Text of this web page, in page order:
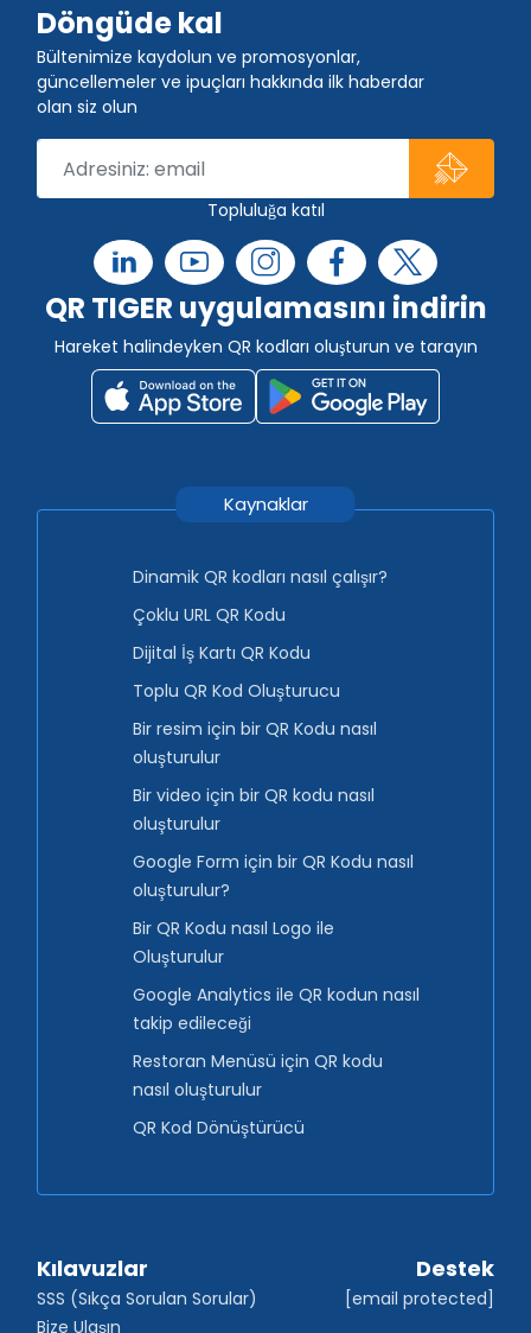
Döngüde kal
Bültenimize kaydolun ve promosyonlar,
güncellemeler ve ipuçları hakkında ilk haberdar
olan siz olun
Topluluğa katıl
QR TIGER uygulamasını indirin
Hareket halindeyken QR kodları oluşturun ve tarayın
Kaynaklar
Dinamik QR kodları nasıl çalışır?
Çoklu URL QR Kodu
Dijital İş Kartı QR Kodu
Toplu QR Kod Oluşturucu
Bir resim için bir QR Kodu nasıl
oluşturulur
Bir video için bir QR kodu nasıl
oluşturulur
Google Form için bir QR Kodu nasıl
oluşturulur?
Bir QR Kodu nasıl Logo ile
Oluşturulur
Google Analytics ile QR kodun nasıl
takip edileceği
Restoran Menüsü için QR kodu
nasıl oluşturulur
QR Kod Dönüştürücü
Kılavuzlar
SSS (Sıkça Sorulan Sorular)
Bize Ulaşın
Destek
[email protected]